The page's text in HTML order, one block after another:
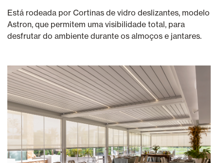
Está rodeada por Cortinas de vidro deslizantes, modelo
Astron, que permitem uma visibilidade total, para
desfrutar do ambiente durante os almoços e jantares.